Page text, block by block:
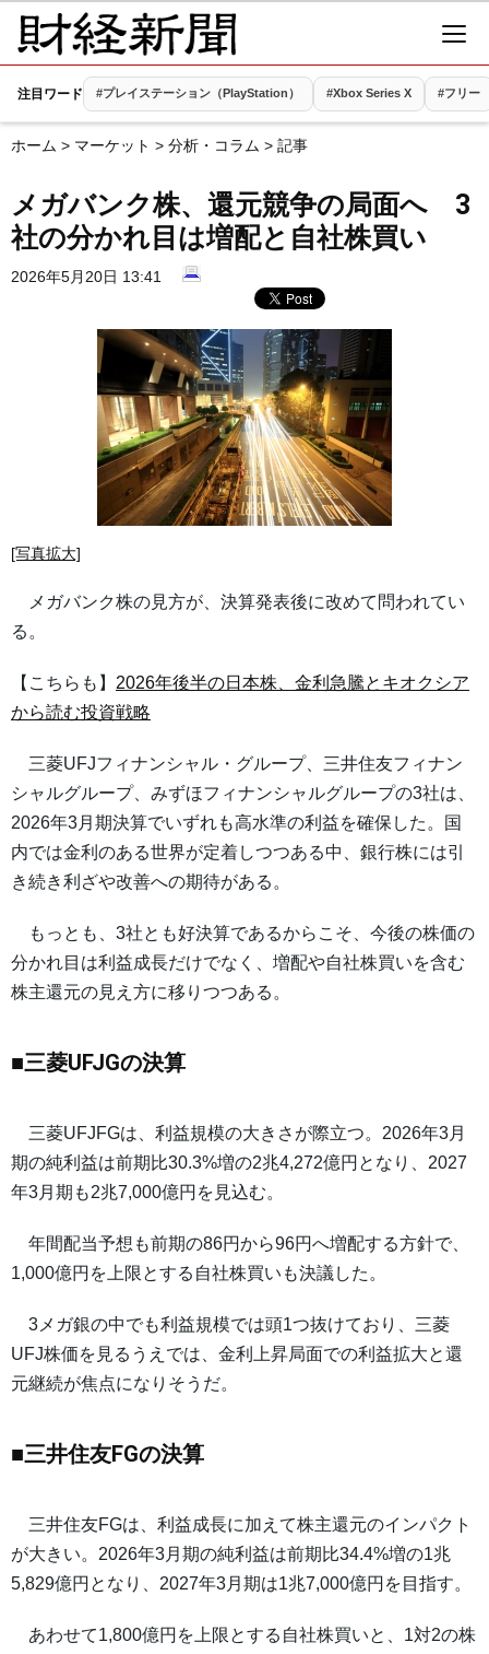
注目ワード #プレイステーション（PlayStation） #Xbox Series X #フリー
ホーム > マーケット > 分析・コラム > 記事
メガバンク株、還元競争の局面へ 3
社の分かれ目は増配と自社株買い
2026年5月20日 13:41
[写真拡大]
メガバンク株の見方が、決算発表後に改めて問われてい
る。
【こちらも】 2026年後半の日本株、金利急騰とキオクシア
から読む投資戦略
三菱UFJフィナンシャル・グループ、三井住友フィナン
シャルグループ、みずほフィナンシャルグループの3社は、
2026年3月期決算でいずれも高水準の利益を確保した。国
内では金利のある世界が定着しつつある中、銀行株には引
き続き利ざや改善への期待がある。
もっとも、3社とも好決算であるからこそ、今後の株価の
分かれ目は利益成長だけでなく、増配や自社株買いを含む
株主還元の見え方に移りつつある。
■三菱UFJGの決算
三菱UFJFGは、利益規模の大きさが際立つ。2026年3月
期の純利益は前期比30.3%増の2兆4,272億円となり、2027
年3月期も2兆7,000億円を見込む。
年間配当予想も前期の86円から96円へ増配する方針で、
1,000億円を上限とする自社株買いも決議した。
3メガ銀の中でも利益規模では頭1つ抜けており、三菱
UFJ株価を見るうえでは、金利上昇局面での利益拡大と還
元継続が焦点になりそうだ。
■三井住友FGの決算
三井住友FGは、利益成長に加えて株主還元のインパクト
が大きい。2026年3月期の純利益は前期比34.4%増の1兆
5,829億円となり、2027年3月期は1兆7,000億円を目指す。
あわせて1,800億円を上限とする自社株買いと、1対2の株